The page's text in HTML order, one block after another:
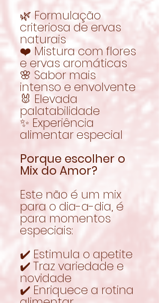
🌿 Formulação
criteriosa de ervas
naturais
❤️ Mistura com flores
e ervas aromáticas
🌸 Sabor mais
intenso e envolvente
🐰 Elevada
palatabilidade
✨ Experiência
alimentar especial
Porque escolher o
Mix do Amor?
Este não é um mix
para o dia-a-dia, é
para momentos
especiais:
✔️ Estimula o apetite
✔️ Traz variedade e
novidade
✔️ Enriquece a rotina